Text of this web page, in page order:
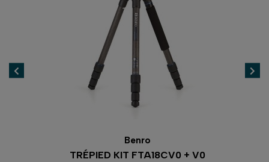
Benro
TRÉPIED KIT FTA18CV0 + V0